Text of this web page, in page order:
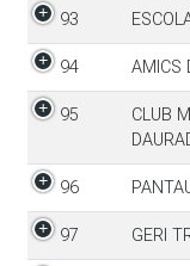
93
94 AMICS
95
CLUB
96
97 GERI